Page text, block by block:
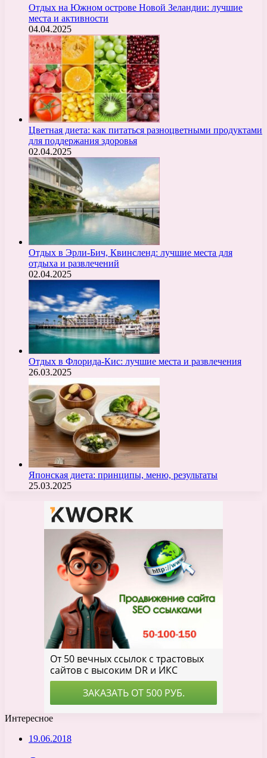
Отдых на Южном острове Новой Зеландии: лучшие
места и активности
04.04.2025
Цветная диета: как питаться разноцветными продуктами
для поддержания здоровья
02.04.2025
Отдых в Эрли-Бич, Квинсленд: лучшие места для
отдыха и развлечений
02.04.2025
Отдых в Флорида-Кис: лучшие места и развлечения
26.03.2025
Японская диета: принципы, меню, результаты
25.03.2025
Интересное
19.06.2018